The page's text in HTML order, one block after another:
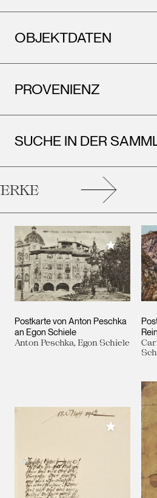
OBJEKTDATEN
PROVENIENZ
SUCHE IN DER
Postkarte von Anton Peschka
an Egon Schiele
Anton Peschka, Egon Schiele
Meiner
Meiner